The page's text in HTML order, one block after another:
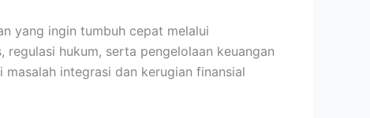
yang ingin tumbuh cepat melalui
hukum, serta pengelolaan keuangan
integrasi dan kerugian finansial